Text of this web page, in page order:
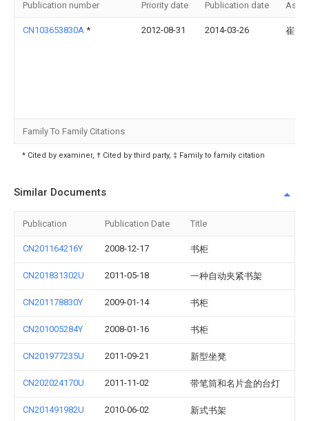
Publication number Priority date Publication date
CN103653830A * 2012-08-31 2014-03-26 崔巍
Family To Family Citations
* Cited by examiner, † Cited by third party, ‡ Family to family citation
Similar Documents
Publication Publication Date Title
CN201164216Y 2008-12-17 书柜
CN201831302U 2011-05-18 一种自动夹紧书架
CN201178830Y 2009-01-14 书柜
CN201005284Y 2008-01-16 书柜
CN201977235U 2011-09-21 新型坐凳
CN202024170U 2011-11-02 带笔筒和名片盒的台灯
CN201491982U 2010-06-02 新式书架